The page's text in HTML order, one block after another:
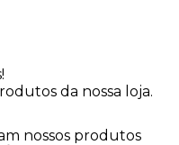
da nossa loja.
nossos produtos